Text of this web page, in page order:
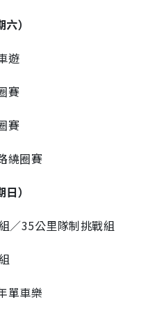
）
遊
賽
賽
繞圈賽
）
／35公里隊制挑戰組
單車樂